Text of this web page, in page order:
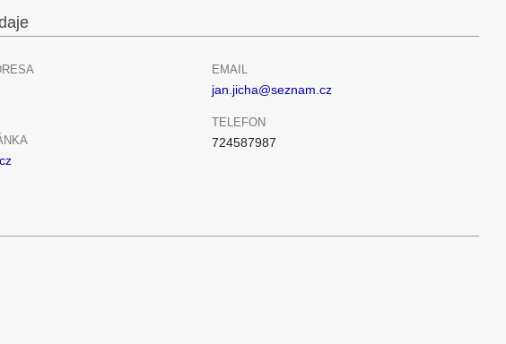
EMAIL
jan.jicha@seznam.cz
TELEFON
724587987